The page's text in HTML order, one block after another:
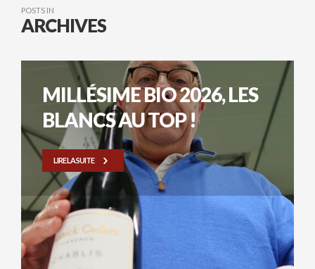
POSTS IN
ARCHIVES
MILLÉSIME BIO 2026, LES
BLANCS AU TOP !
LIRE LA SUITE